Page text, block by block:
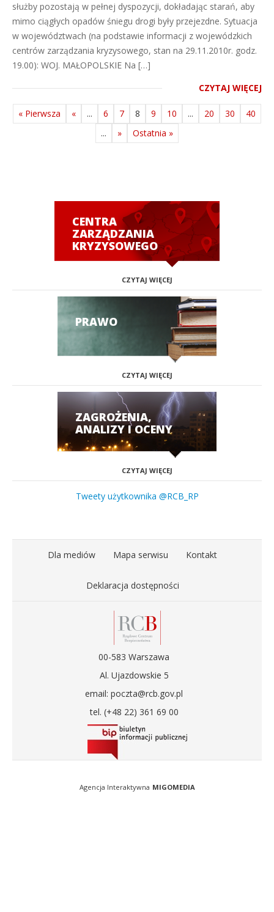
służby pozostają w pełnej dyspozycji, dokładając starań, aby
mimo ciągłych opadów śniegu drogi były przejezdne. Sytuacja
w województwach (na podstawie informacji z wojewódzkich
centrów zarządzania kryzysowego, stan na 29.11.2010r. godz.
19.00): WOJ. MAŁOPOLSKIE Na […]
CZYTAJ WIĘCEJ
« Pierwsza « ... 6 7 8 9 10 ... 20 30
40
...
» Ostatnia »
CENTRA
ZARZĄDZANIA
KRYZYSOWEGO
CZYTAJ WIĘCEJ
PRAWO
CZYTAJ WIĘCEJ
ZAGROŻENIA,
ANALIZY I OCENY
CZYTAJ WIĘCEJ
Tweety użytkownika @RCB_RP
Dla mediów Mapa serwisu Kontakt
Deklaracja dostępności
00-583 Warszawa
Al. Ujazdowskie 5
email: poczta@rcb.gov.pl
tel. (+48 22) 361 69 00
Agencja Interaktywna MIGOMEDIA